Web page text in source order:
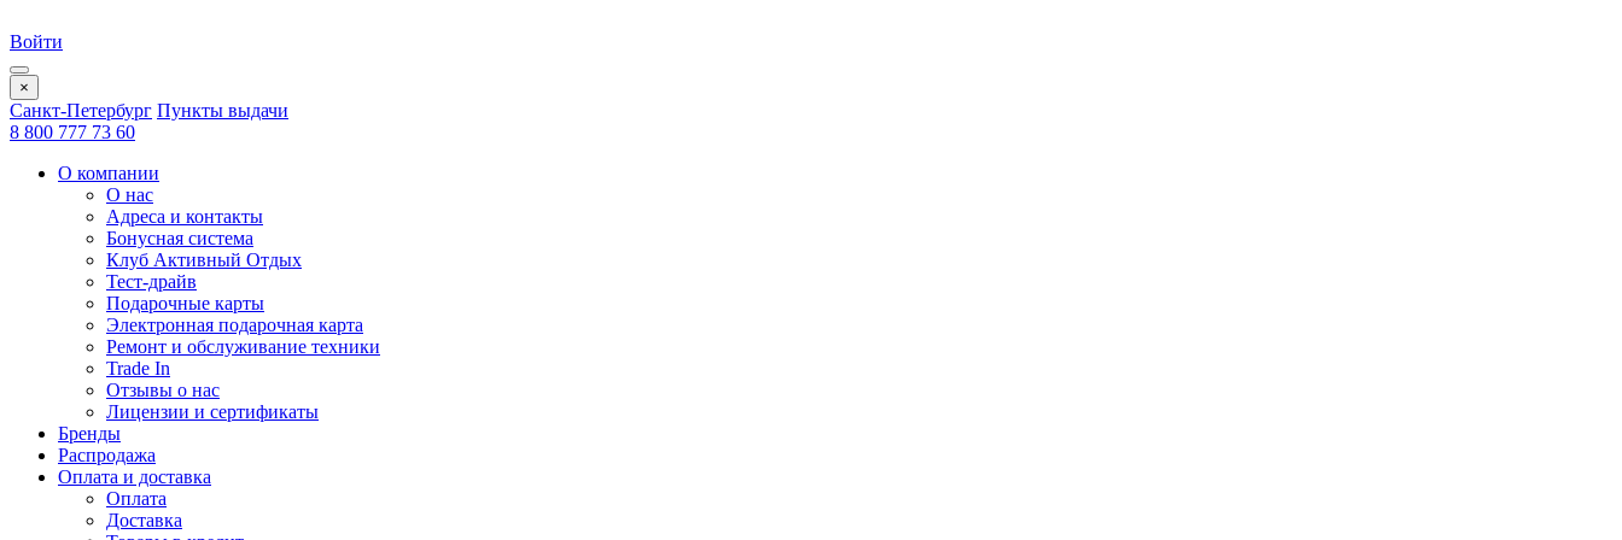
Войти
×
Санкт-Петербург Пункты выдачи
8 800 777 73 60
О компании
О нас
Адреса и контакты
Бонусная система
Клуб Активный Отдых
Тест-драйв
Подарочные карты
Электронная подарочная карта
Ремонт и обслуживание техники
Trade In
Отзывы о нас
Лицензии и сертификаты
Бренды
Распродажа
Оплата и доставка
Оплата
Доставка